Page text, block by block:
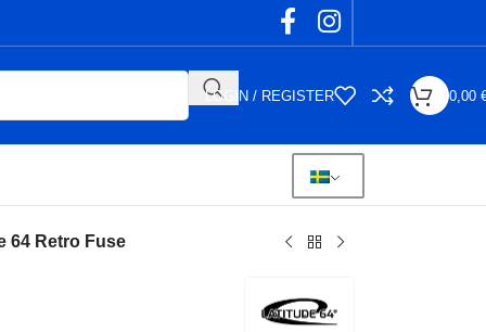
LOGIN / REGISTER 0,00
64 Retro Fuse